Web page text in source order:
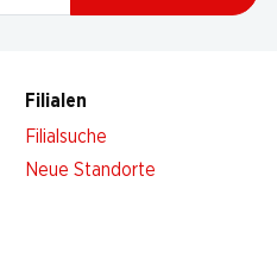
Filialen
Filialsuche
Neue Standorte